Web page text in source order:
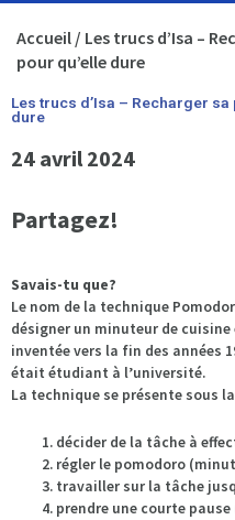
Accueil / Les trucs d’Isa –
pour qu’elle dure
Les trucs d’Isa – Recharger
dure
24 avril 2024
Partagez!
Savais-tu que?
Le nom de la technique
désigner un minuteur de
inventée vers la fin des années
était étudiant à l’université.
La technique se présente sous
décider de la tâche à
régler le pomodoro
travailler sur la tâche
prendre une courte